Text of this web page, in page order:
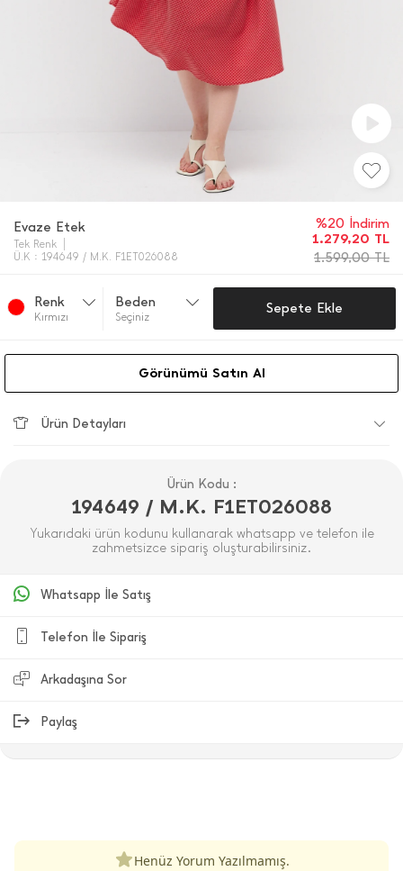
Evaze Etek
Tek Renk
Ü.K : 194649 / M.K. F1ET026088
%20 İndirim
1.279,20 TL
1.599,00TL
Renk
Kırmızı
Beden
Seçiniz
Sepete Ekle
Görünümü Satın Al
Ürün Detayları
Ürün Kodu :
194649 / M.K. F1ET026088
Yukarıdaki ürün kodunu kullanarak whatsapp ve telefon ile
zahmetsizce sipariş oluşturabilirsiniz.
Whatsapp İle Satış
Telefon İle Sipariş
Arkadaşına Sor
Paylaş
Henüz Yorum Yazılmamış.